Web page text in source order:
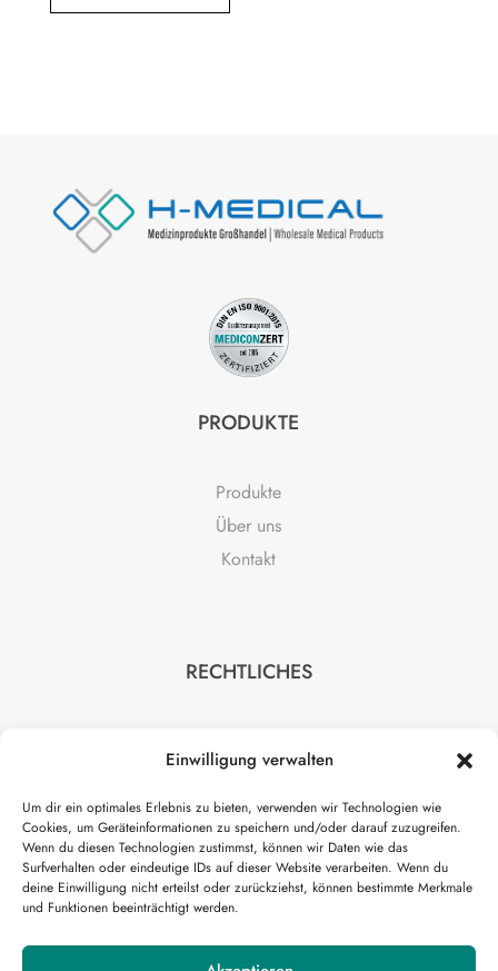
Einwilligung verwalten
Um dir ein optimales Erlebnis zu bieten, verwenden wir Technologien wie
Cookies, um Geräteinformationen zu speichern und/oder darauf zuzugreifen.
Wenn du diesen Technologien zustimmst, können wir Daten wie das
Surfverhalten oder eindeutige IDs auf dieser Website verarbeiten. Wenn du
deine Einwilligung nicht erteilst oder zurückziehst, können bestimmte Merkmale
und Funktionen beeinträchtigt werden.
PRODUKTE
Produkte
Über uns
Kontakt
RECHTLICHES
AGB
HILFE